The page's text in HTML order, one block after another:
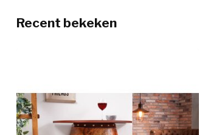
Recent bekeken